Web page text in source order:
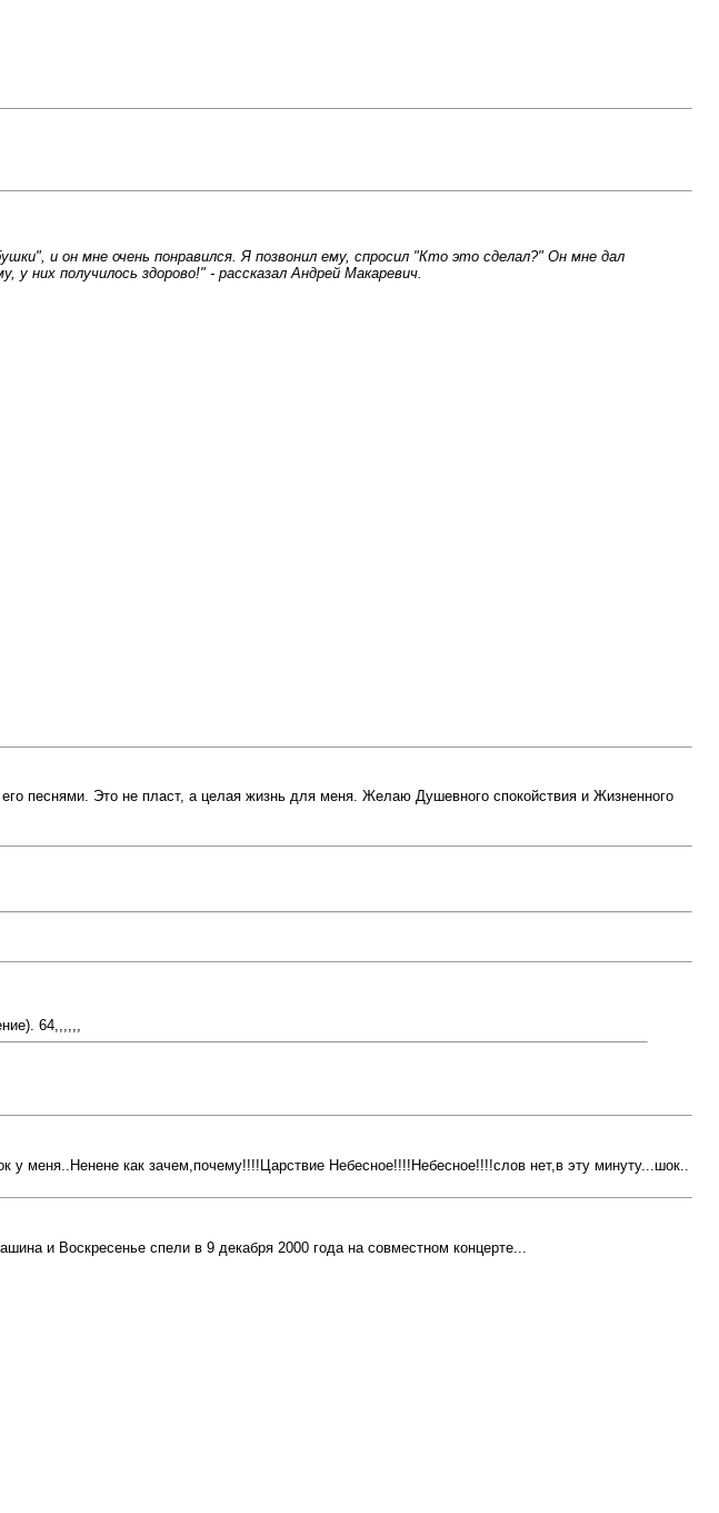
и он мне очень понравился. Я позвонил ему, спросил "Кто это сделал?" Он мне дал
них получилось здорово!" - рассказал Андрей Макаревич.
песнями. Это не пласт, а целая жизнь для меня. Желаю Душевного спокойствия и Жизненного
64,,,,,,
меня..Ненене как зачем,почему!!!!Царствие Небесное!!!!Небесное!!!!слов нет,в эту минуту...шок..
и Воскресенье спели в 9 декабря 2000 года на совместном концерте...